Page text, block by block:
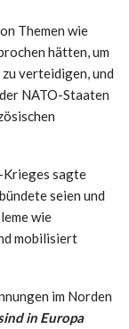
Themen wie
hätten, um
verteidigen, und
NATO-Staaten
Krieges sagte
seien und
wie
mobilisiert
im Norden
in Europa